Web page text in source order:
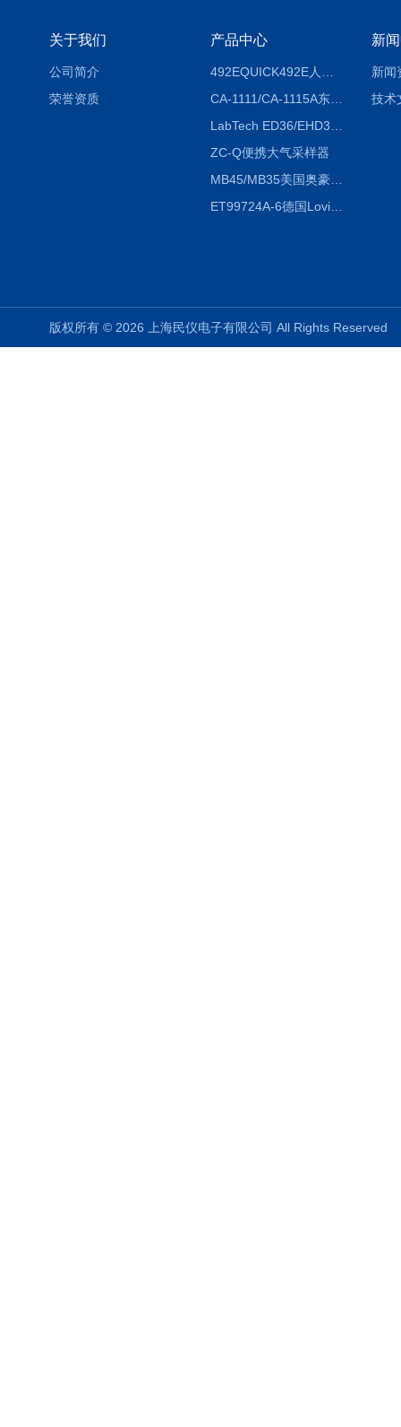
关于我们
公司简介
荣誉资质
产品中心
CA-1111/CA-1115A东京理化EYELA CA-1111/CA-1115A冷却水循环装置
ZC-Q便携大气采样器
MB45/MB35美国奥豪斯OHAUS MB45/MB35卤素红外水分测定仪
ET99724A-6德国Lovibond ET99724A-6微电脑BOD测定仪
新
新闻
技术
版权所有 © 2026 上海民仪电子有限公司 All Rights